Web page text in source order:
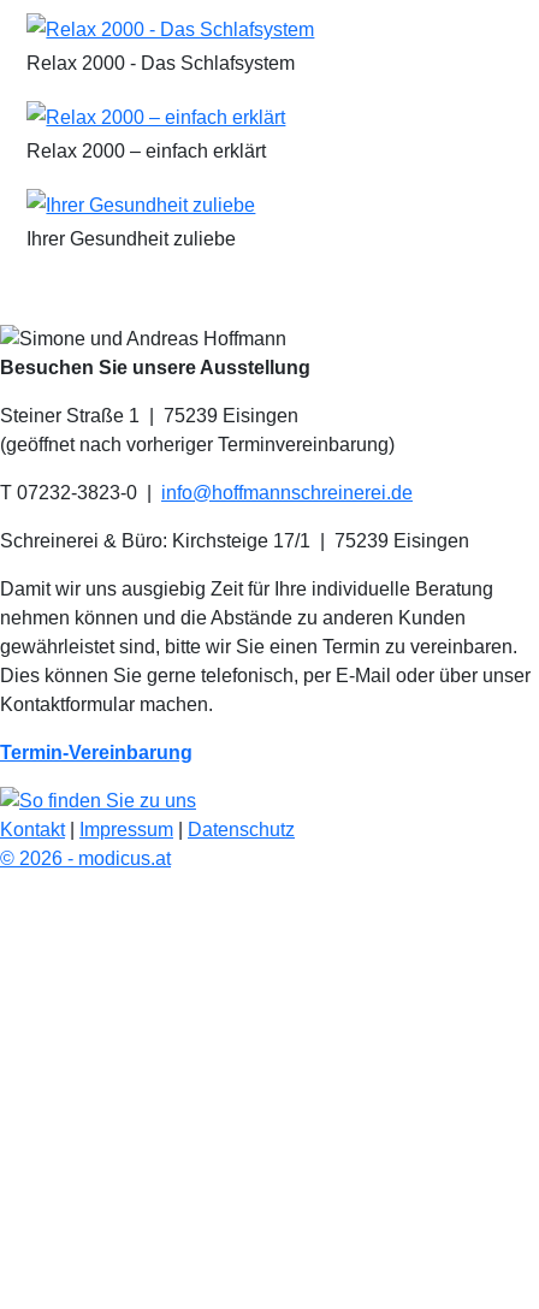
Relax 2000 - Das Schlafsystem
Relax 2000 – einfach erklärt
Ihrer Gesundheit zuliebe
Besuchen Sie unsere Ausstellung
Steiner Straße 1 | 75239 Eisingen
(geöffnet nach vorheriger Terminvereinbarung)
T 07232-3823-0 info@hoffmannschreinerei.de
Schreinerei & Büro: Kirchsteige 17/1 75239 Eisingen
Damit wir uns ausgiebig Zeit für Ihre individuelle Beratung
nehmen können und die Abstände zu anderen Kunden
gewährleistet sind, bitte wir Sie einen Termin zu vereinbaren.
Dies können Sie gerne telefonisch, per E-Mail oder über unser
Kontaktformular machen.
Termin-Vereinbarung
Kontakt| Impressum
Datenschutz
© 2026 - modicus.at